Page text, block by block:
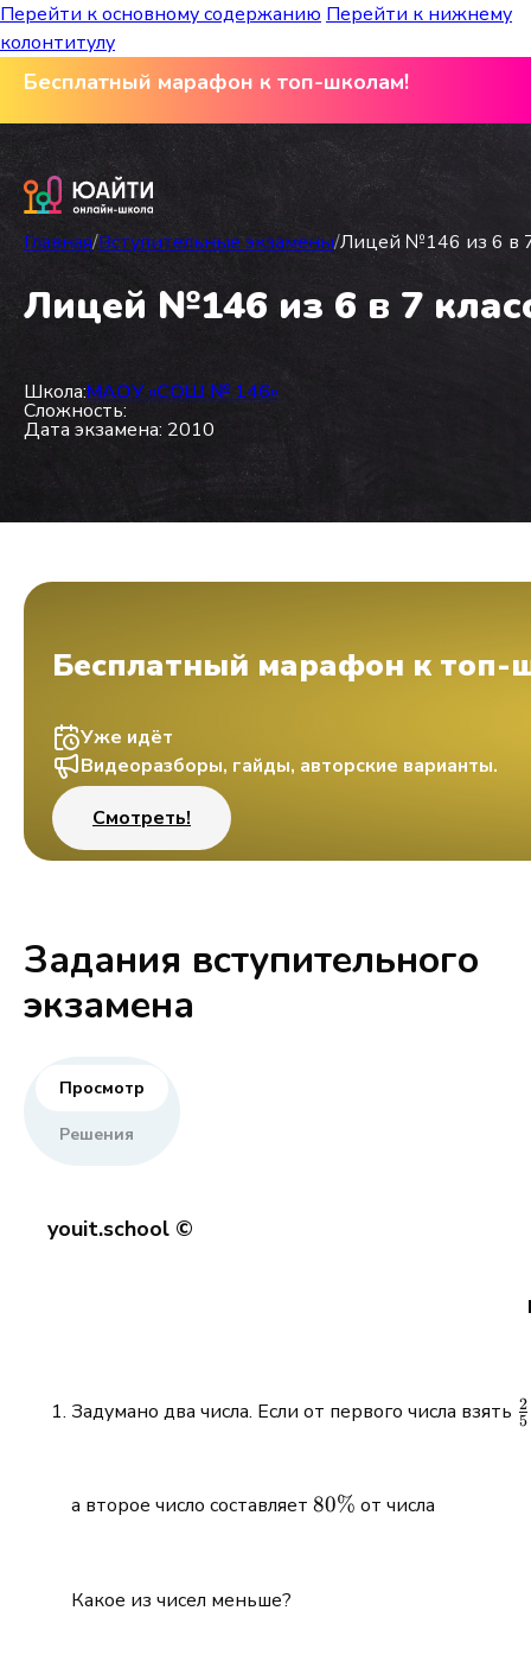
Перейти к основному содержанию Перейти к нижнему
колонтитулу
Бесплатный марафон к топ-школам!
Главная/Вступительные экзамены/Лицей №146 из 6 в
Лицей №146 из 6 в 7
Школа:МАОУ «СОШ № 146»
Сложность:
Дата экзамена: 2010
Бесплатный марафон к топ-
Уже идёт
Видеоразборы, гайды, авторские варианты.
Смотреть!
Задания вступительного
экзамена
Просмотр
Решения
youit.school ©
Задумано два числа. Если от первого числа взять 5
2
а второе число составляет 80\%
80% от числа
Какое из чисел меньше?